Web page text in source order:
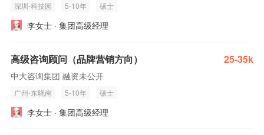
深圳-科技园 5-10年 硕士
李女士 · 集团高级经理
高级咨询顾问（品牌营销方向） 25-35k
中大咨询集团 融资未公开
广州-东晓南 5-10年 硕士
李女士 · 集团高级经理